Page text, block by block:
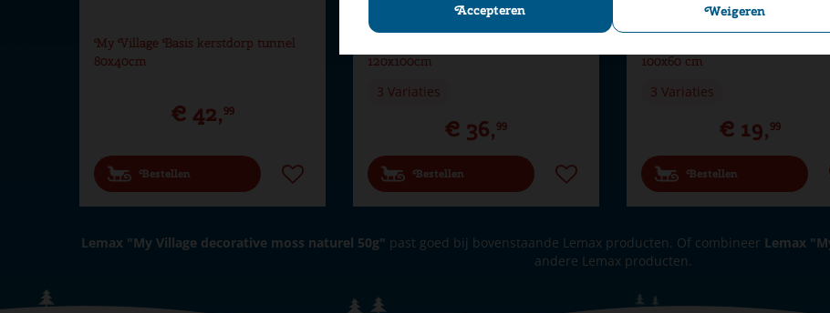
Accepteren Weigeren
My Village Basis kerstdorp tunnel
80x40cm
€ 42,99
Bestellen
120x100cm
€ 36,99
Bestellen
3 Variaties
100x60 cm
€ 19,99
Bestellen
3 Variaties
Lemax "My Village decorative moss naturel 50g" past goed bij bovenstaande Lemax producten. Of combineer Lemax
andere Lemax producten.